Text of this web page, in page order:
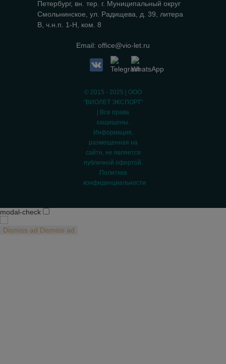
Петербург, вн. тер. г. Муниципальный округ
Смольнинское, ул. Радищева, д. 39, литера
В, ч.н.п. 1-Н, ком. 8
Email: office@vio-let.ru
© 2015 - 2025 | ООО
"ВИОЛЕТ ЭКСПОРТ"
| Все права
защищены.
Информация,
размещенная на
сайте, не является
публичной офертой.
Политика
конфиденциальности
modal-check
Dismiss ad Dismiss ad